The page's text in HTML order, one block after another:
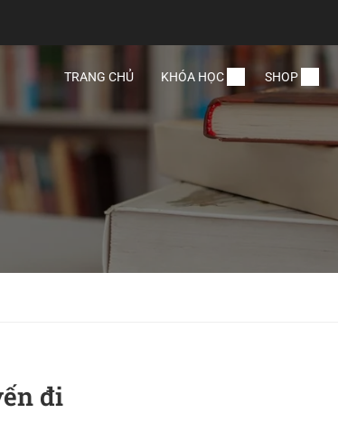
TRANG CHỦ KHÓA HỌC SHOP
đi